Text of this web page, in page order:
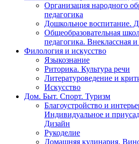
Организация народного
педагогика
Дошкольное воспитание.
Общеобразовательная
педагогика. Внеклассная
Филология и искусство
Языкознание
Риторика. Культура речи
Литературоведение и
Искусство
Дом. Быт. Спорт. Туризм
Благоустройство и
Индивидуальное и
Дизайн
Рукоделие
Домашняя кулинария.